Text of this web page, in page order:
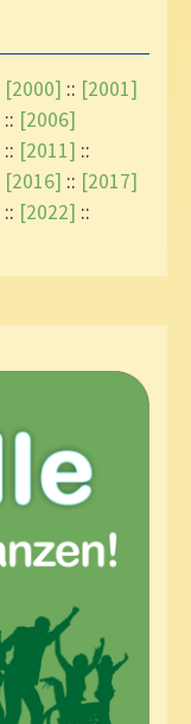
[2000] :: [2001]
[2006]
:: [2011] ::
[2016] :: [2017]
:: [2022] ::